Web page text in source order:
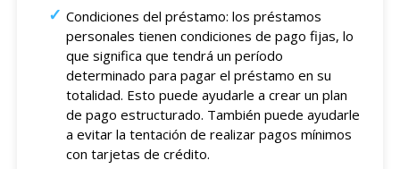
Condiciones del préstamo: los préstamos
personales tienen condiciones de pago fijas, lo
que significa que tendrá un período
determinado para pagar el préstamo en su
totalidad. Esto puede ayudarle a crear un plan
de pago estructurado. También puede ayudarle
a evitar la tentación de realizar pagos mínimos
con tarjetas de crédito.